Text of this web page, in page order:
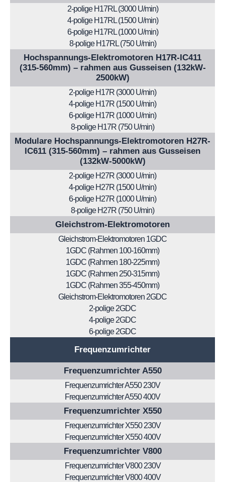
2-polige H17RL (3000 U/min)
4-polige H17RL (1500 U/min)
6-polige H17RL (1000 U/min)
8-polige H17RL (750 U/min)
Hochspannungs-Elektromotoren H17R-IC411
(315-560mm) – rahmen aus Gusseisen (132kW-
2500kW)
2-polige H17R (3000 U/min)
4-polige H17R (1500 U/min)
6-polige H17R (1000 U/min)
8-polige H17R (750 U/min)
Modulare Hochspannungs-Elektromotoren H27R-
IC611 (315-560mm) – rahmen aus Gusseisen
(132kW-5000kW)
2-polige H27R (3000 U/min)
4-polige H27R (1500 U/min)
6-polige H27R (1000 U/min)
8-polige H27R (750 U/min)
Gleichstrom-Elektromotoren
Gleichstrom-Elektromotoren 1GDC
1GDC (Rahmen 100-160mm)
1GDC (Rahmen 180-225mm)
1GDC (Rahmen 250-315mm)
1GDC (Rahmen 355-450mm)
Gleichstrom-Elektromotoren 2GDC
2-polige 2GDC
4-polige 2GDC
6-polige 2GDC
Frequenzumrichter
Frequenzumrichter A550
Frequenzumrichter A550 230V
Frequenzumrichter A550 400V
Frequenzumrichter X550
Frequenzumrichter X550 230V
Frequenzumrichter X550 400V
Frequenzumrichter V800
Frequenzumrichter V800 230V
Frequenzumrichter V800 400V